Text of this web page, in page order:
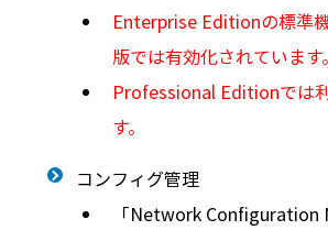
Enterprise Editionの標準
版では有効化されています。
Professional Editionでは
す。
コンフィグ管理
「Network Configuration